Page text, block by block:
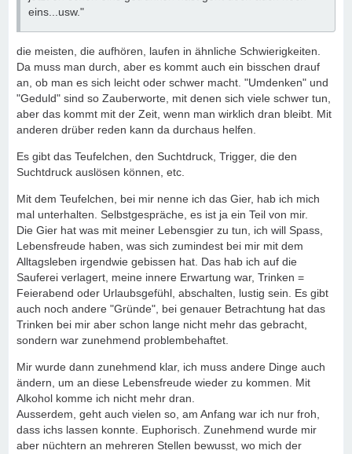
eins...usw."
die meisten, die aufhören, laufen in ähnliche Schwierigkeiten.
Da muss man durch, aber es kommt auch ein bisschen drauf
an, ob man es sich leicht oder schwer macht. "Umdenken" und
"Geduld" sind so Zauberworte, mit denen sich viele schwer tun,
aber das kommt mit der Zeit, wenn man wirklich dran bleibt. Mit
anderen drüber reden kann da durchaus helfen.
Es gibt das Teufelchen, den Suchtdruck, Trigger, die den
Suchtdruck auslösen können, etc.
Mit dem Teufelchen, bei mir nenne ich das Gier, hab ich mich
mal unterhalten. Selbstgespräche, es ist ja ein Teil von mir.
Die Gier hat was mit meiner Lebensgier zu tun, ich will Spass,
Lebensfreude haben, was sich zumindest bei mir mit dem
Alltagsleben irgendwie gebissen hat. Das hab ich auf die
Sauferei verlagert, meine innere Erwartung war, Trinken =
Feierabend oder Urlaubsgefühl, abschalten, lustig sein. Es gibt
auch noch andere "Gründe", bei genauer Betrachtung hat das
Trinken bei mir aber schon lange nicht mehr das gebracht,
sondern war zunehmend problembehaftet.
Mir wurde dann zunehmend klar, ich muss andere Dinge auch
ändern, um an diese Lebensfreude wieder zu kommen. Mit
Alkohol komme ich nicht mehr dran.
Ausserdem, geht auch vielen so, am Anfang war ich nur froh,
dass ichs lassen konnte. Euphorisch. Zunehmend wurde mir
aber nüchtern an mehreren Stellen bewusst, wo mich der